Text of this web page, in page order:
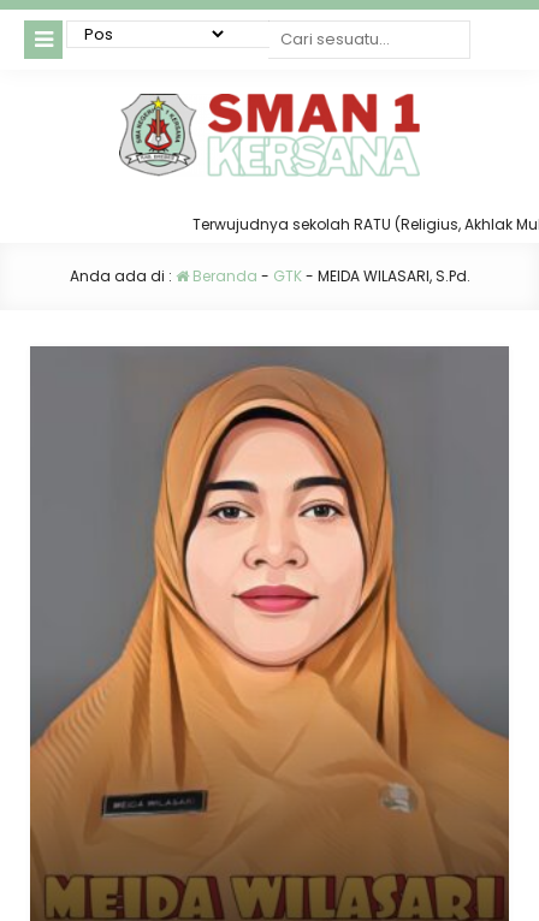
Terwujudnya sekolah RATU (Religius, Akhlak
Anda ada di : Beranda - GTK- MEIDA WILASARI, S.Pd.